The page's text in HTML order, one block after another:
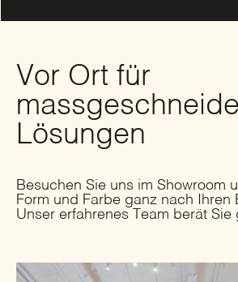
Vor Ort für
Lösungen
Besuchen Sie uns im Showroom
Form und Farbe ganz nach Ihren
Unser erfahrenes Team berät Sie